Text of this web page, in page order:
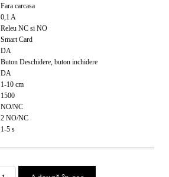
Fara carcasa
0,1A
Releu NC si NO
Smart Card
DA
Buton Deschidere, buton inchidere
DA
1-10 cm
1500
NO/NC
2 NO/NC
1-5 s